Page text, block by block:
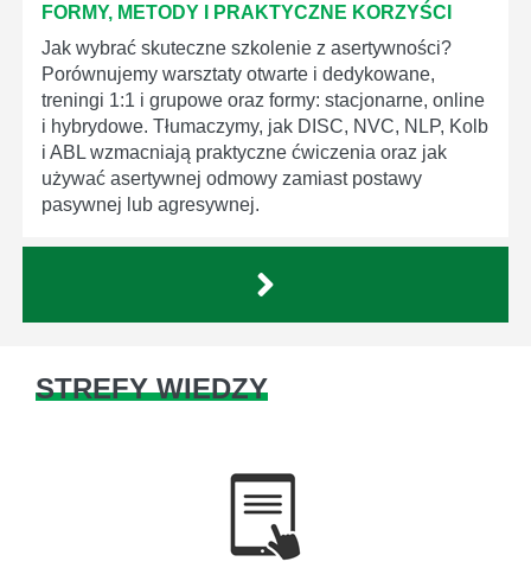
FORMY, METODY I PRAKTYCZNE KORZYŚCI
Jak wybrać skuteczne szkolenie z asertywności?
Porównujemy warsztaty otwarte i dedykowane,
treningi 1:1 i grupowe oraz formy: stacjonarne, online
i hybrydowe. Tłumaczymy, jak DISC, NVC, NLP, Kolb
i ABL wzmacniają praktyczne ćwiczenia oraz jak
używać asertywnej odmowy zamiast postawy
pasywnej lub agresywnej.
STREFY WIEDZY